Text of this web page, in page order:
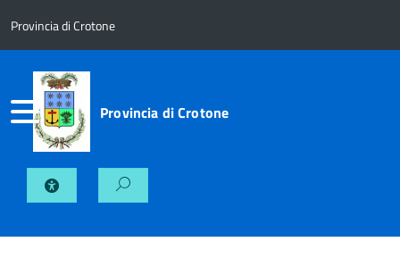
Provincia di Crotone
Provincia di Crotone